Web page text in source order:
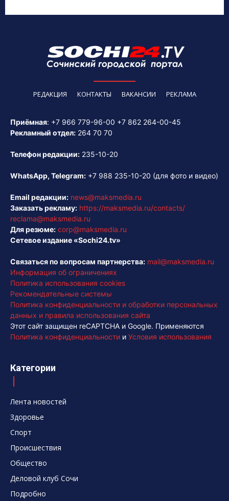
РЕДАКЦИЯ КОНТАКТЫ ВАКАНСИИ РЕКЛАМА
Приёмная: +7 966 779-96-00 +7 862 264-00-45
Рекламный отдел: 264 70 70
Телефон редакции: 235-10-20
WhatsApp, Telegram: +7 988 235-10-20 (для фото и видео)
Email редакции: news@maksmedia.ru
Заказать рекламу: https://maksmedia.ru/contacts/
reclama@maksmedia.ru
Для резюме: corp@maksmedia.ru
Сетевое издание «Sochi24.tv»
Связаться по вопросам партнерства: mail@maksmedia.ru
Информация об ограничениях
Политика использования cookies
Рекомендательные системы
Политика конфиденциальности и обработки персональных
данных и правила использования сайта
Этот сайт защищен reCAPTCHA и Google. Применяются
Политика конфиденциальности и Условия использования
Категории
Лента новостей
Здоровье
Спорт
Происшествия
Общество
Деловой клуб Сочи
Подробно